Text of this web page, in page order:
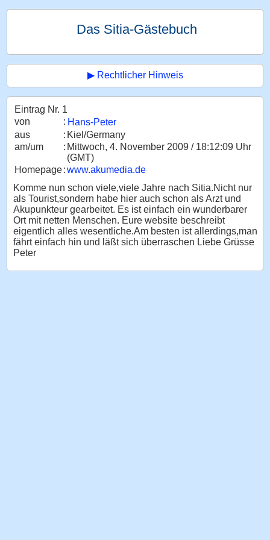
Das Sitia-Gästebuch
▶ Rechtlicher Hinweis
Eintrag Nr. 1
von
: Hans-Peter
aus
: Kiel/Germany
am/um
: Mittwoch, 4. November 2009 / 18:12:09 Uhr
(GMT)
Homepage:www.akumedia.de
Komme nun schon viele,viele Jahre nach Sitia.Nicht nur
als Tourist,sondern habe hier auch schon als Arzt und
Akupunkteur gearbeitet. Es ist einfach ein wunderbarer
Ort mit netten Menschen. Eure website beschreibt
eigentlich alles wesentliche.Am besten ist allerdings,man
fährt einfach hin und läßt sich überraschen Liebe Grüsse
Peter